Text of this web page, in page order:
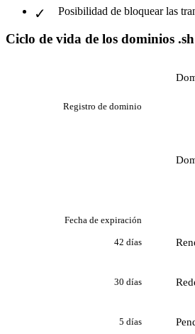
Posibilidad de bloquear las
Ciclo de vida de los dominios .sh
Registro de dominio
Fecha de expiración
42 días
30 días
5 días